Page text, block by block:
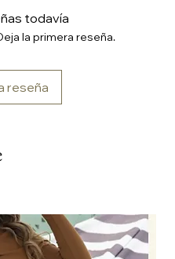
todavía
la primera reseña.
reseña